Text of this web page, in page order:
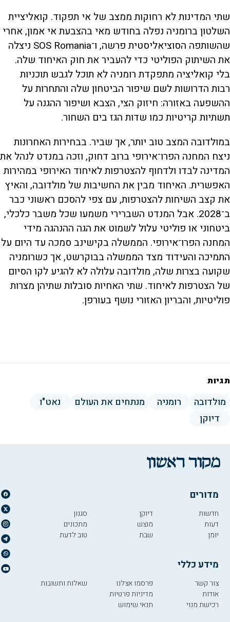
שתי המדינות לא רחוקות ממצב של אי תפקוד. קואליציית
השלטון ברומניה נפלה בחודש מאי בהצבעת אי אמון, אחרי
שהשותפה הסוציאליסטית פרשה, ו־SOS Romania ניצלה
את השיתוק הפוליטי כדי להעביר את חוק האיחוד שלה.
בלי קואליציה מתפקדת רומניה לא תוכל לגבש תוכניות
רבות הדרושות לשם שיפור הביטחון שלה והתחרות על
ההשפעה באזורה: חיזוק הצי, הצבא ושיפור ההגנה על
תשתיות קריטיות כמו שדות הגז בים השחור.
במולדובה המצב טוב יותר, אך שביר. בבחירות האחרונות
ניצח המחנה הפרו־אירופי ברוב דחוק, וזכה במנדט לנהל את
המדינה לבדו ולדחוף להצטרפות לאיחוד האירופי במהירות
האפשרית. האיחוד מבין את החשיבות של מולדובה, והאיץ
את קצב השיחות להצטרפות, עם צפי להסכם ראשוני כבר
ב־2028. אבל המנדט השברירי משמעו שכל משבר כלכלי,
ביטחוני או פוליטי עלול לשמוט את הגה ההנהגה מידי
המחנה הפרו־אירופי. הממשלה בקישינב סמכה עד היום על
התמיכה והעידוד מצד הממשלה בבוקרשט, אך כשרומניה
שקועה בצרות שלה, מולדובה עלולה לא להגיע לקו הסיום
של הצטרפות לאיחוד. שתי האחיות סובלות שתיהן מצרות
פוליטיות, והבריון האזורי נושף בעורפן.
תגיות
מולדובה רומניה מנתחים את העולם
נאט"ו
דיוקן
מדורים
חדשות
דעות
יומן
דיוקן
מוצש
שבת
סגנון
מתכונים
טוב לדעת
מידע כללי
צור קשר
אודות
רכישת מנוי
פרסמו אצלנו
מדיניות פרטיות
תנאי שימוש
שאלות ותשובות